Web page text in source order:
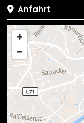
 Anfahrt